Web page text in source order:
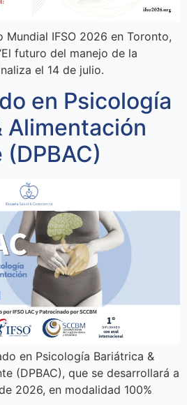
IFSO 2026 en Toronto,
futuro del manejo de la
el 14 de julio.
en Psicología
Alimentación
en Psicología Bariátrica &
(DPBAC), que se desarrollará a
2026, en modalidad 100%